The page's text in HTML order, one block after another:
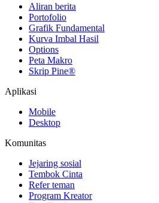
Aliran berita
Portofolio
Grafik Fundamental
Kurva Imbal Hasil
Options
Peta Makro
Skrip Pine®
Aplikasi
Mobile
Desktop
Komunitas
Jejaring sosial
Tembok Cinta
Refer teman
Program Kreator